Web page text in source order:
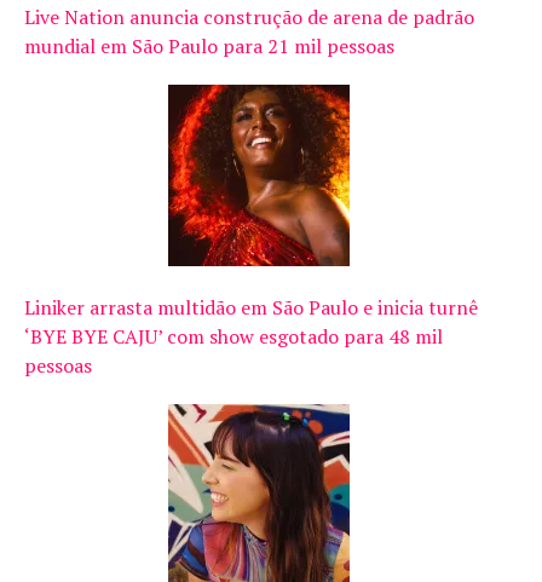
Live Nation anuncia construção de arena de padrão
mundial em São Paulo para 21 mil pessoas
Liniker arrasta multidão em São Paulo e inicia turnê
‘BYE BYE CAJU’ com show esgotado para 48 mil
pessoas